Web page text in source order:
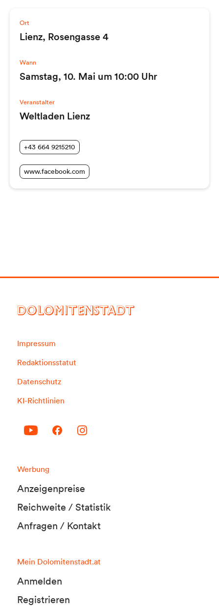
Ort
Lienz, Rosengasse 4
Wann
Samstag, 10. Mai um 10:00 Uhr
Veranstalter
Weltladen Lienz
+43 664 9215210
www.facebook.com
DOLOMITENSTADT
Impressum
Redaktionsstatut
Datenschutz
KI-Richtlinien
Werbung
Anzeigenpreise
Reichweite / Statistik
Anfragen / Kontakt
Mein Dolomitenstadt.at
Anmelden
Registrieren